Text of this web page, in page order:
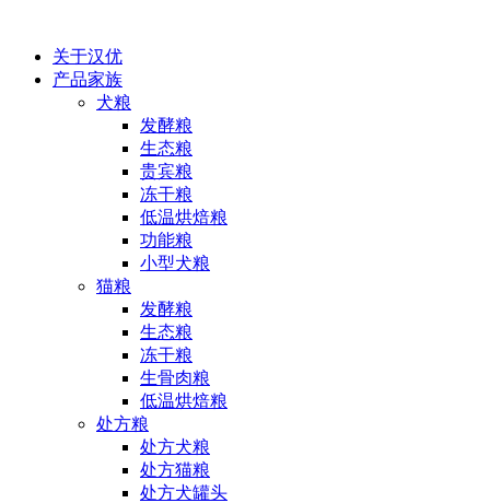
关于汉优
产品家族
犬粮
发酵粮
生态粮
贵宾粮
冻干粮
低温烘焙粮
功能粮
小型犬粮
猫粮
发酵粮
生态粮
冻干粮
生骨肉粮
低温烘焙粮
处方粮
处方犬粮
处方猫粮
处方犬罐头